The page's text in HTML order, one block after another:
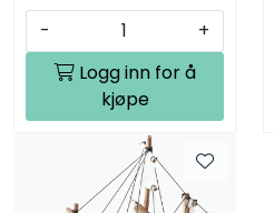
-
+
Logg inn for å
kjøpe